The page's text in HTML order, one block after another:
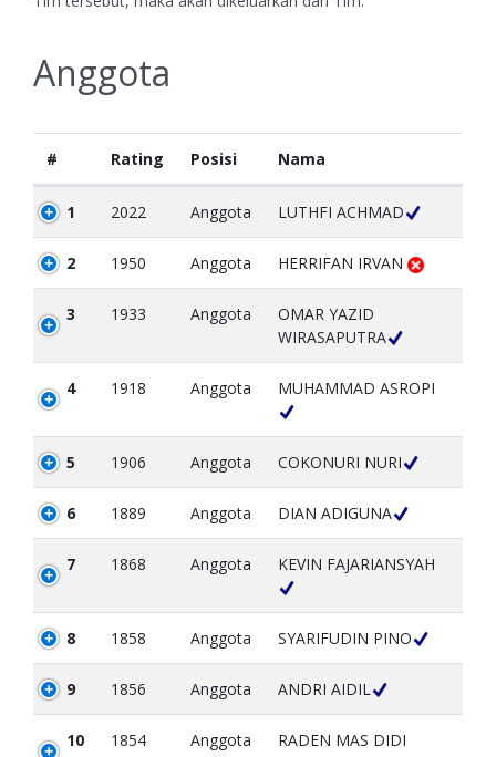
Anggota
# Rating Posisi Nama
1 2022 Anggota LUTHFI ACHMAD
2 1950 Anggota HERRIFAN IRVAN
3 1933 Anggota
OMAR YAZID
WIRASAPUTRA
4 1918 Anggota MUHAMMAD ASROPI
5 1906 Anggota COKONURI NURI
6 1889 Anggota DIAN ADIGUNA
7 1868 Anggota KEVIN FAJARIANSYAH
8 1858 Anggota SYARIFUDIN PINO
9 1856 Anggota ANDRI AIDIL
10 1854 Anggota
RADEN MAS DIDI